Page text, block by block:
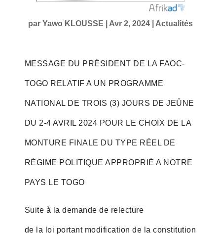
par Yawo KLOUSSE Avr 2, 2024| Actualités
MESSAGE DU PRÉSIDENT DE LA FAOC-
TOGO RELATIF A UN PROGRAMME
NATIONAL DE TROIS (3) JOURS DE JEÛNE
DU 2-4 AVRIL 2024 POUR LE CHOIX DE LA
MONTURE FINALE DU TYPE RÉEL DE
RÉGIME POLITIQUE APPROPRIÉ A NOTRE
PAYS LE TOGO
Suite à la demande de relecture
de la loi portant modification de la constitution